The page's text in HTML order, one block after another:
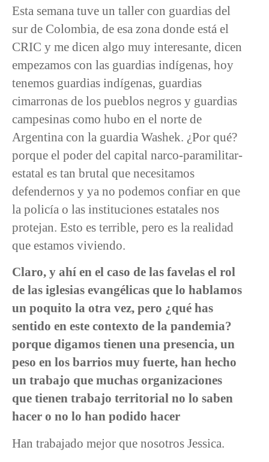
Esta semana tuve un taller con guardias del
sur de Colombia, de esa zona donde está el
CRIC y me dicen algo muy interesante, dicen
empezamos con las guardias indígenas, hoy
tenemos guardias indígenas, guardias
cimarronas de los pueblos negros y guardias
campesinas como hubo en el norte de
Argentina con la guardia Washek. ¿Por qué?
porque el poder del capital narco-paramilitar-
estatal es tan brutal que necesitamos
defendernos y ya no podemos confiar en que
la policía o las instituciones estatales nos
protejan. Esto es terrible, pero es la realidad
que estamos viviendo.
Claro, y ahí en el caso de las favelas el rol
de las iglesias evangélicas que lo hablamos
un poquito la otra vez, pero ¿qué has
sentido en este contexto de la pandemia?
porque digamos tienen una presencia, un
peso en los barrios muy fuerte, han hecho
un trabajo que muchas organizaciones
que tienen trabajo territorial no lo saben
hacer o no lo han podido hacer
Han trabajado mejor que nosotros Jessica.